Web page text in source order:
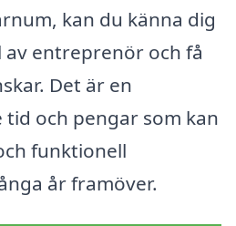
kan du känna dig
entreprenör och få
Det är en
och pengar som kan
funktionell
år framöver.